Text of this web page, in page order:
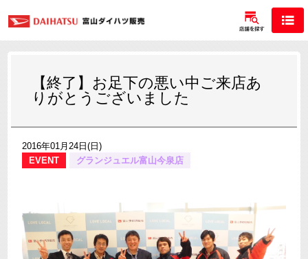
【終了】お足下の悪い中ご来店あ
りがとうございました
2016年01月24日(日)
EVENT
グランジュエル富山今泉店